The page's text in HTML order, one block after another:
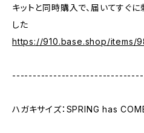
キットと同時購入で、届いてすぐ
した
https://910.base.shop/items/
ハガキサイズ：SPRING has